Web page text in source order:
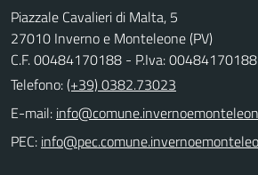
Piazzale Cavalieri di Malta, 5
27010 Inverno e Monteleone (PV)
C.F. 00484170188 - P.Iva: 00484170188
Telefono:(+39) 0382.73023
E-mail:
PEC: